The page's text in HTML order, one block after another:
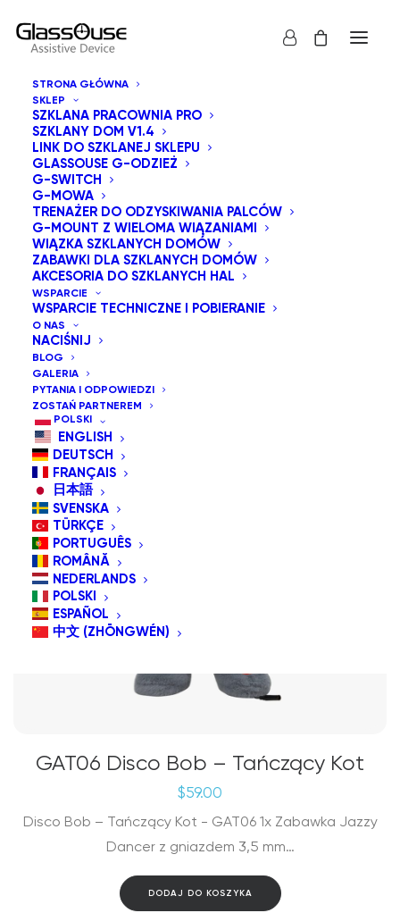
STRONA GŁÓWNA
SKLEP
SZKLANA PRACOWNIA PRO
SZKLANY DOM V1.4
LINK DO SZKLANEJ SKLEPU
GLASSOUSE G-ODZIEŻ
G-SWITCH
G-MOWA
TRENAŻER DO ODZYSKIWANIA PALCÓW
G-MOUNT Z WIELOMA WIĄZANIAMI
WIĄZKA SZKLANYCH DOMÓW
ZABAWKI DLA SZKLANYCH DOMÓW
AKCESORIA DO SZKLANYCH HAL
WSPARCIE
WSPARCIE TECHNICZNE I POBIERANIE
O NAS
NACIŚNIJ
BLOG
GALERIA
PYTANIA I ODPOWIEDZI
ZOSTAŃ PARTNEREM
POLSKI
ENGLISH
DEUTSCH
FRANÇAIS
日本語
SVENSKA
TÜRKÇE
PORTUGUÊS
ROMÂNĂ
NEDERLANDS
POLSKI
ESPAÑOL
中文 (ZHŌNGWÉN)
Pokaż wszystko Zabawki dla szklanych Domów
Sortuj po cenie od najwyższej
Domyślne sortowanie
Sortuj wg popularności
Sortuj po cenie od najniższej
GAT06 Disco Bob – Tańczący Kot
$59.00
Disco Bob – Tańczący Kot - GAT06 1x Zabawka Jazzy
Dancer z gniazdem 3,5 mm…
DODAJ DO KOSZYKA